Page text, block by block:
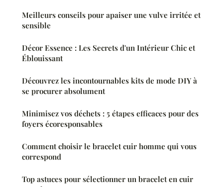
Meilleurs conseils pour apaiser une vulve irritée et
sensible
Décor Essence : Les Secrets d'un Intérieur Chic et
Éblouissant
Découvrez les incontournables kits de mode DIY à
se procurer absolument
Minimisez vos déchets : 5 étapes efficaces pour des
foyers écoresponsables
Comment choisir le bracelet cuir homme qui vous
correspond
Top astuces pour sélectionner un bracelet en cuir